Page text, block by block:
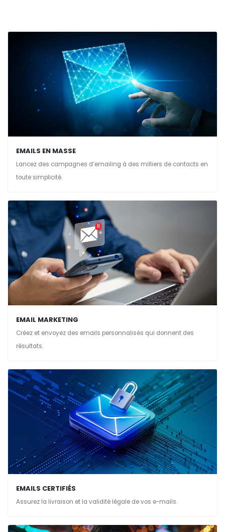
EMAILS EN MASSE
Lancez des campagnes d’emailing à des milliers de contacts en
toute simplicité.
EMAIL MARKETING
Créez et envoyez des emails personnalisés qui donnent des
résultats.
EMAILS CERTIFIÉS
Assurez la livraison et la validité légale de vos e-mails.